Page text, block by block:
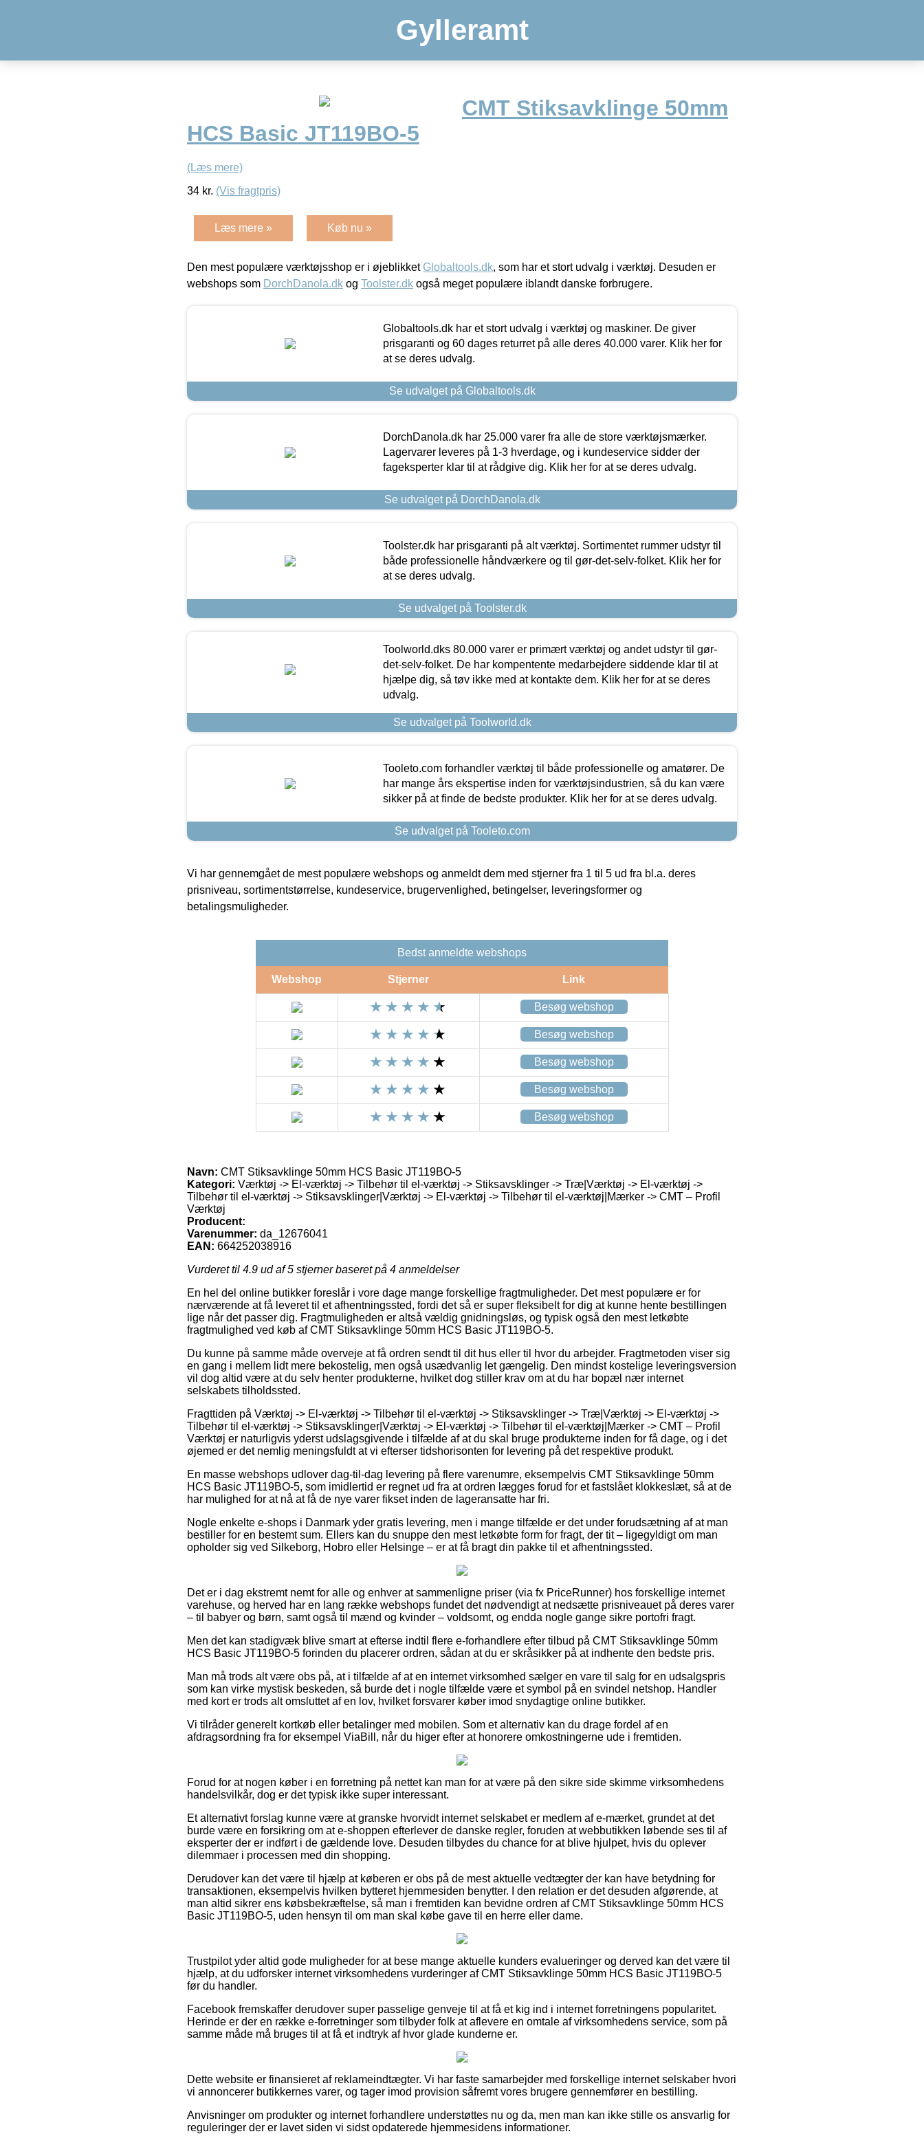
Gylleramt
CMT Stiksavklinge 50mm
HCS Basic JT119BO-5
(Læs mere)
34 kr. (Vis fragtpris)
Læs mere » Køb nu »
Den mest populære værktøjsshop er i øjeblikket Globaltools.dk, som har et stort udvalg i værktøj. Desuden er
webshops som DorchDanola.dk og Toolster.dk også meget populære iblandt danske forbrugere.
Globaltools.dk har et stort udvalg i værktøj og maskiner. De giver
prisgaranti og 60 dages returret på alle deres 40.000 varer. Klik her for
at se deres udvalg.
Se udvalget på Globaltools.dk
DorchDanola.dk har 25.000 varer fra alle de store værktøjsmærker.
Lagervarer leveres på 1-3 hverdage, og i kundeservice sidder der
fageksperter klar til at rådgive dig. Klik her for at se deres udvalg.
Se udvalget på DorchDanola.dk
Toolster.dk har prisgaranti på alt værktøj. Sortimentet rummer udstyr til
både professionelle håndværkere og til gør-det-selv-folket. Klik her for
at se deres udvalg.
Se udvalget på Toolster.dk
Toolworld.dks 80.000 varer er primært værktøj og andet udstyr til gør-
det-selv-folket. De har kompentente medarbejdere siddende klar til at
hjælpe dig, så tøv ikke med at kontakte dem. Klik her for at se deres
udvalg.
Se udvalget på Toolworld.dk
Tooleto.com forhandler værktøj til både professionelle og amatører. De
har mange års ekspertise inden for værktøjsindustrien, så du kan være
sikker på at finde de bedste produkter. Klik her for at se deres udvalg.
Se udvalget på Tooleto.com
Vi har gennemgået de mest populære webshops og anmeldt dem med stjerner fra 1 til 5 ud fra bl.a. deres
prisniveau, sortimentstørrelse, kundeservice, brugervenlighed, betingelser, leveringsformer og
betalingsmuligheder.
Bedst anmeldte webshops
Webshop Stjerner Link
Besøg webshop
Besøg webshop
Besøg webshop
Besøg webshop
Besøg webshop
Navn: CMT Stiksavklinge 50mm HCS Basic JT119BO-5
Kategori: Værktøj -> El-værktøj -> Tilbehør til el-værktøj -> Stiksavsklinger -> Træ|Værktøj -> El-værktøj ->
Tilbehør til el-værktøj -> Stiksavsklinger|Værktøj -> El-værktøj -> Tilbehør til el-værktøj|Mærker -> CMT – Profil
Værktøj
Producent:
Varenummer: da_12676041
EAN: 664252038916
Vurderet til 4.9 ud af 5 stjerner baseret på 4 anmeldelser
En hel del online butikker foreslår i vore dage mange forskellige fragtmuligheder. Det mest populære er for
nærværende at få leveret til et afhentningssted, fordi det så er super fleksibelt for dig at kunne hente bestillingen
lige når det passer dig. Fragtmuligheden er altså vældig gnidningsløs, og typisk også den mest letkøbte
fragtmulighed ved køb af CMT Stiksavklinge 50mm HCS Basic JT119BO-5.
Du kunne på samme måde overveje at få ordren sendt til dit hus eller til hvor du arbejder. Fragtmetoden viser sig
en gang i mellem lidt mere bekostelig, men også usædvanlig let gængelig. Den mindst kostelige leveringsversion
vil dog altid være at du selv henter produkterne, hvilket dog stiller krav om at du har bopæl nær internet
selskabets tilholdssted.
Fragttiden på Værktøj -> El-værktøj -> Tilbehør til el-værktøj -> Stiksavsklinger -> Træ|Værktøj -> El-værktøj ->
Tilbehør til el-værktøj -> Stiksavsklinger|Værktøj -> El-værktøj -> Tilbehør til el-værktøj|Mærker -> CMT – Profil
Værktøj er naturligvis yderst udslagsgivende i tilfælde af at du skal bruge produkterne inden for få dage, og i det
øjemed er det nemlig meningsfuldt at vi efterser tidshorisonten for levering på det respektive produkt.
En masse webshops udlover dag-til-dag levering på flere varenumre, eksempelvis CMT Stiksavklinge 50mm
HCS Basic JT119BO-5, som imidlertid er regnet ud fra at ordren lægges forud for et fastslået klokkeslæt, så at de
har mulighed for at nå at få de nye varer fikset inden de lageransatte har fri.
Nogle enkelte e-shops i Danmark yder gratis levering, men i mange tilfælde er det under forudsætning af at man
bestiller for en bestemt sum. Ellers kan du snuppe den mest letkøbte form for fragt, der tit – ligegyldigt om man
opholder sig ved Silkeborg, Hobro eller Helsinge – er at få bragt din pakke til et afhentningssted.
Det er i dag ekstremt nemt for alle og enhver at sammenligne priser (via fx PriceRunner) hos forskellige internet
varehuse, og herved har en lang række webshops fundet det nødvendigt at nedsætte prisniveauet på deres varer
– til babyer og børn, samt også til mænd og kvinder – voldsomt, og endda nogle gange sikre portofri fragt.
Men det kan stadigvæk blive smart at efterse indtil flere e-forhandlere efter tilbud på CMT Stiksavklinge 50mm
HCS Basic JT119BO-5 forinden du placerer ordren, sådan at du er skråsikker på at indhente den bedste pris.
Man må trods alt være obs på, at i tilfælde af at en internet virksomhed sælger en vare til salg for en udsalgspris
som kan virke mystisk beskeden, så burde det i nogle tilfælde være et symbol på en svindel netshop. Handler
med kort er trods alt omsluttet af en lov, hvilket forsvarer køber imod snydagtige online butikker.
Vi tilråder generelt kortkøb eller betalinger med mobilen. Som et alternativ kan du drage fordel af en
afdragsordning fra for eksempel ViaBill, når du higer efter at honorere omkostningerne ude i fremtiden.
Forud for at nogen køber i en forretning på nettet kan man for at være på den sikre side skimme virksomhedens
handelsvilkår, dog er det typisk ikke super interessant.
Et alternativt forslag kunne være at granske hvorvidt internet selskabet er medlem af e-mærket, grundet at det
burde være en forsikring om at e-shoppen efterlever de danske regler, foruden at webbutikken løbende ses til af
eksperter der er indført i de gældende love. Desuden tilbydes du chance for at blive hjulpet, hvis du oplever
dilemmaer i processen med din shopping.
Derudover kan det være til hjælp at køberen er obs på de mest aktuelle vedtægter der kan have betydning for
transaktionen, eksempelvis hvilken bytteret hjemmesiden benytter. I den relation er det desuden afgørende, at
man altid sikrer ens købsbekræftelse, så man i fremtiden kan bevidne ordren af CMT Stiksavklinge 50mm HCS
Basic JT119BO-5, uden hensyn til om man skal købe gave til en herre eller dame.
Trustpilot yder altid gode muligheder for at bese mange aktuelle kunders evalueringer og derved kan det være til
hjælp, at du udforsker internet virksomhedens vurderinger af CMT Stiksavklinge 50mm HCS Basic JT119BO-5
før du handler.
Facebook fremskaffer derudover super passelige genveje til at få et kig ind i internet forretningens popularitet.
Herinde er der en række e-forretninger som tilbyder folk at aflevere en omtale af virksomhedens service, som på
samme måde må bruges til at få et indtryk af hvor glade kunderne er.
Dette website er finansieret af reklameindtægter. Vi har faste samarbejder med forskellige internet selskaber hvori
vi annoncerer butikkernes varer, og tager imod provision såfremt vores brugere gennemfører en bestilling.
Anvisninger om produkter og internet forhandlere understøttes nu og da, men man kan ikke stille os ansvarlig for
reguleringer der er lavet siden vi sidst opdaterede hjemmesidens informationer.